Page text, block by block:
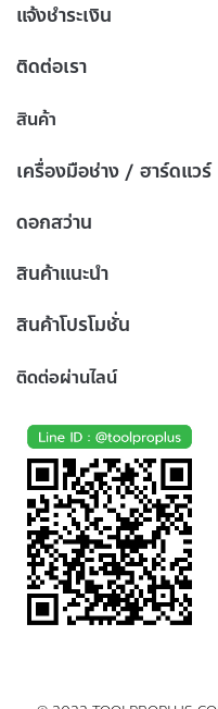
แจ้งชำระเงิน
ติดต่อเรา
สินค้า
เครื่องมือช่าง / ฮาร์ดแวร์
ดอกสว่าน
สินค้าแนะนำ
สินค้าโปรโมชั่น
ติดต่อผ่านไลน์